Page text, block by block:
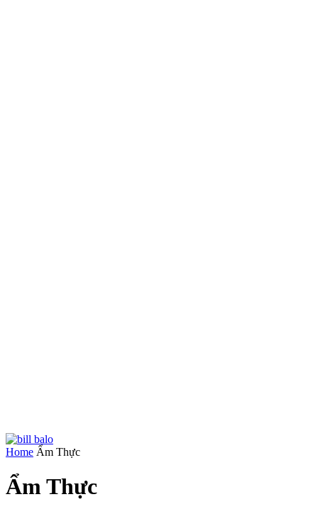
Home Ẩm Thực
Ẩm Thực